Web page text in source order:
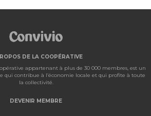
DE LA COOPÉRATIVE
appartenant à plus de 30 000 membres, est un
qui contribue à l’économie locale et qui profite à toute
la collectivité.
DEVENIR MEMBRE